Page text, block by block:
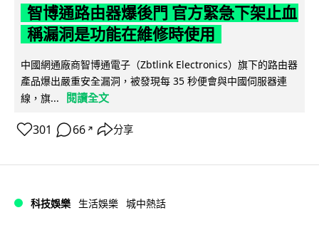
智博通路由器爆後門 官方緊急下架止血
稱漏洞是功能在維修時使用
中國網通廠商智博通電子（Zbtlink Electronics）旗下的路由器
產品爆出嚴重安全漏洞，被發現每 35 秒便會與中國伺服器連
線，旗...
閱讀全文
301 66 ↗ 分享
科技娛樂 生活娛樂 城中熱話